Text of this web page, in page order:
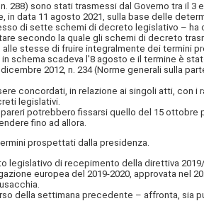
288) sono stati trasmessi dal Governo tra il 3
data 11 agosto 2021, sulla base delle
di sette schemi di decreto legislativo – ha
secondo la quale gli schemi di decreto
stesse di fruire integralmente dei termini
schema scadeva l'8 agosto e il termine è
2012, n. 234 (Norme generali sulla
concordati, in relazione ai singoli atti, con i
legislativi.
potrebbero fissarsi quello del 15 ottobre
fino ad allora.
prospettati dalla presidenza.
legislativo di recepimento della direttiva
europea del 2019-2020, approvata nel
della settimana precedente – affronta, sia